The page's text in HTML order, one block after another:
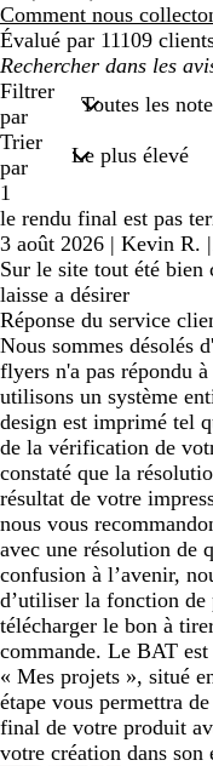
avis
Comment nous
Évalué par 11109
Mes
recherches
saisies
Filtrer
par
Trier
par
1
le rendu final est pas
3 août 2026 | Kevin R. |
Sur le site tout été
laisse a désirer
Réponse du service
Nous sommes désolés
flyers n'a pas répondu
utilisons un système
design est imprimé tel
de la vérification de
constaté que la
résultat de votre
nous vous
avec une résolution de
confusion à l’avenir,
d’utiliser la fonction
télécharger le bon à
commande. Le BAT
« Mes projets », situé
étape vous permettra
final de votre produit
votre création dans son